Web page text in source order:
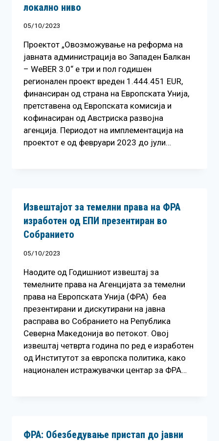
локално ниво
05/10/2023
Проектот „Овозможување на реформа на
јавната администрација во Западен Балкан
– WeBER 3.0“ е три и пол годишен
регионален проект вреден 1.444.451 EUR,
финансиран од страна на Европската Унија,
претставена од Европската комисија и
кофинасиран од Австриска развојна
агенција. Периодот на имплементација на
проектот е од февруари 2023 до јули…
Извештајот за темелни права на ФРА
изработен од ЕПИ презентиран во
Собранието
05/10/2023
Наодите од Годишниот извештај за
темелните права на Агенцијата за темелни
права на Европската Унија (ФРА) беа
презентирани и дискутирани на јавна
расправа во Собранието на Република
Северна Македонија во петокот. Овој
извештај четврта година по ред е изработен
од Институтот за европска политика, како
национален истражувачки центар за ФРА…
ФРА: Обезбедување пристап до јавни